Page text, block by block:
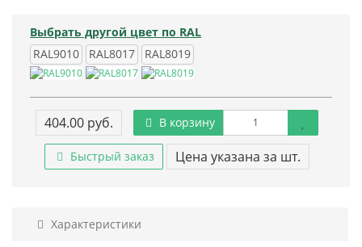
Выбрать другой цвет по RAL
RAL9010
RAL8017 RAL8019
404.00 руб. В корзину
Быстрый заказ Цена указана за шт.
Характеристики